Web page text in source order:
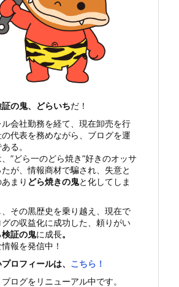
証の鬼、どらいちだ！
ル会社勤務を経て、現在卸売を行
の代表を務めながら、ブログを運
る。
”どら一のどら焼き”好きのオッサ
たが、情報商材で騙され、失意と
まり どら焼きの鬼と化してしま
、その黒歴史を乗り越え、現在で
グの収益化に成功した、頼りがい
検証の鬼に成長。
報を発信中！
ロフィールは、 こちら！
ログをリニューアル中です。